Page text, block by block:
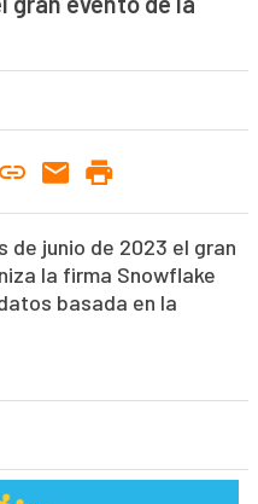
de junio de 2023 el gran
la firma Snowflake
basada en la